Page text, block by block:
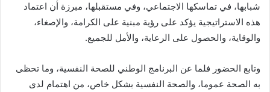
شبابها، في تماسكها الاجتماعي، وفي مستقبلها، مبرزة أن اعتماد
هذه الاستراتيجية يؤكد على رؤية مبنية على الكرامة، والإصغاء،
والوقاية، والحصول على الرعاية، والأمل للجميع.
وتابع الحضور فلما عن البرنامج الوطني للصحة النفسية، وما تحظى
به الصحة عموما، والصحة النفسية بشكل خاص، من اهتمام لدى